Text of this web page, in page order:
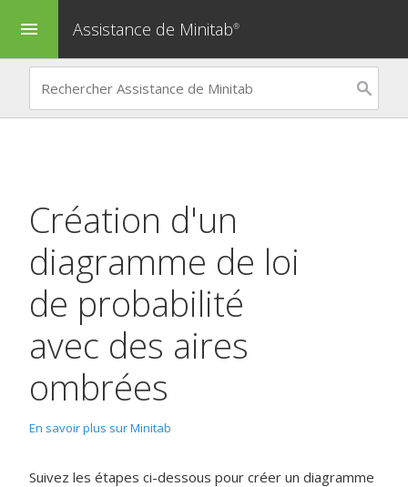
menu Assistance de Minitab®
Création d'un
diagramme de loi
de probabilité
avec des aires
ombrées
En savoir plus sur Minitab
Suivez les étapes ci-dessous pour créer un diagramme